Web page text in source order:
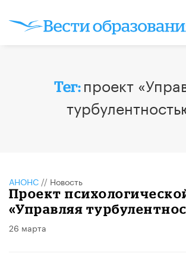
Тег: проект
АНОНС // Новость
Проект
«Управляя
26 марта